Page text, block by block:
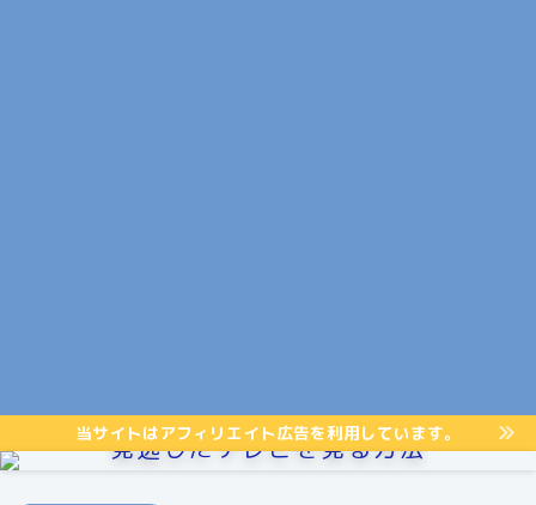
当サイトはアフィリエイト広告を利用しています。
見逃したテレビを見る方法